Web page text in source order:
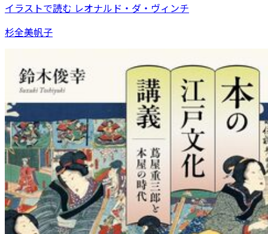
イラストで読む レオナルド・ダ・ヴィンチ
杉全美帆子